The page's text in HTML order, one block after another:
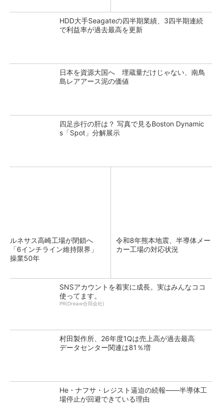
HDD大手Seagateの四半期業績、3四半期連続
で利益率が過去最高を更新
日本を資源大国へ 埋蔵量だけじゃない、南鳥
島レアアース泥の価値
四足歩行の肝は？ 写真で見るBoston Dynamic
s「Spot」分解展示
ルネサス高崎工場が閉鎖へ
「6インチライン維持限界」
操業50年
令和8年熊本地震、半導体メー
カー工場の対応状況
SNSアカウントを着実に成長。実はみんなココ
使ってます。
PR(Dreaw合同会社)
村田製作所、26年度1Qは売上高が過去最高
データセンター関連は81％増
He・ナフサ・レジスト逼迫の続報――半導体工
場停止が回避できている理由